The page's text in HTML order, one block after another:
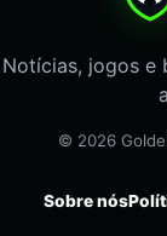
Notícias, jogos e
© 2026
Sobre nós